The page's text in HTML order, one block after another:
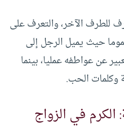
الآخر، والتعرف على
حيث يميل الرجل إلى
عن عواطفه عمليا، بينما
وكلمات الحب.
في الزواج